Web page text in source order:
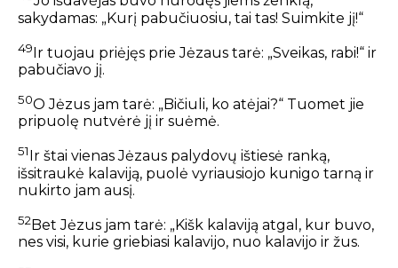
sakydamas: „Kurį pabučiuosiu, tai tas! Suimkite jį!“
49Ir tuojau priėjęs prie Jėzaus tarė: „Sveikas, rabi!“ ir
pabučiavo jį.
50O Jėzus jam tarė: „Bičiuli, ko atėjai?“ Tuomet jie
pripuolę nutvėrė jį ir suėmė.
51 Ir štai vienas Jėzaus palydovų ištiesė ranką,
išsitraukė kalaviją, puolė vyriausiojo kunigo tarną ir
nukirto jam ausį.
52Bet Jėzus jam tarė: „Kišk kalaviją atgal, kur buvo,
nes visi, kurie griebiasi kalavijo, nuo kalavijo ir žus.